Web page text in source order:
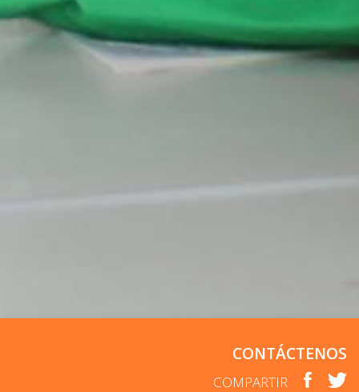
CONTÁCTENOS
COMPARTIR